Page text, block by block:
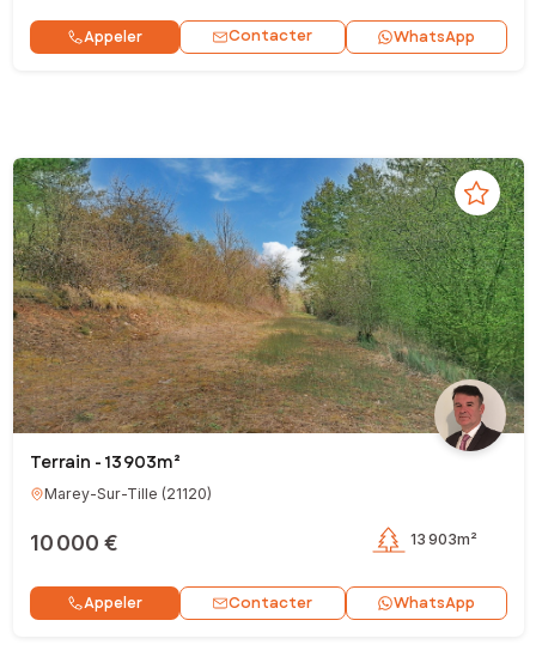
Appeler Contacter WhatsApp
Terrain - 13 903m²
Marey-Sur-Tille (21120)
10 000 € 13 903m²
Appeler Contacter WhatsApp